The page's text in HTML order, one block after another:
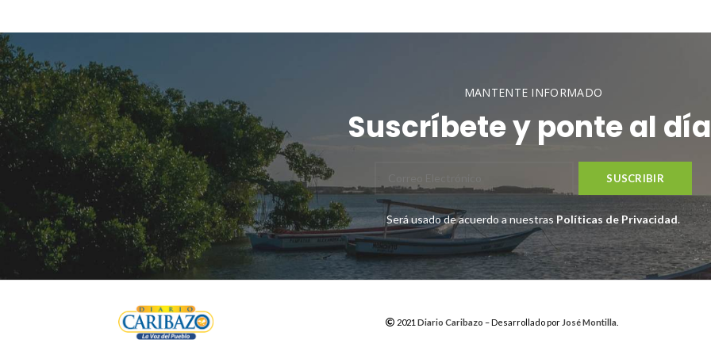
MANTENTE INFORMADO
Suscríbete y ponte al
Será usado de acuerdo a nuestras Políticas de Privacidad.
2021Diario Caribazo – Desarrollado por José Montilla